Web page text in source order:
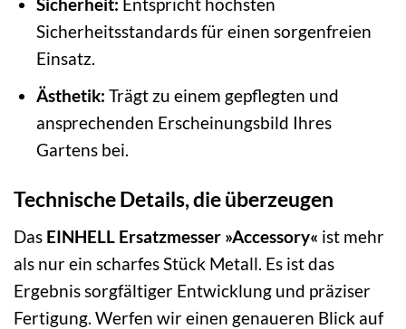
Sicherheitsstandards für einen sorgenfreien
Einsatz.
Ästhetik: Trägt zu einem gepflegten und
ansprechenden Erscheinungsbild Ihres
Gartens bei.
Technische Details, die überzeugen
Das EINHELL Ersatzmesser »Accessory« ist mehr
als nur ein scharfes Stück Metall. Es ist das
Ergebnis sorgfältiger Entwicklung und präziser
Fertigung. Werfen wir einen genaueren Blick auf